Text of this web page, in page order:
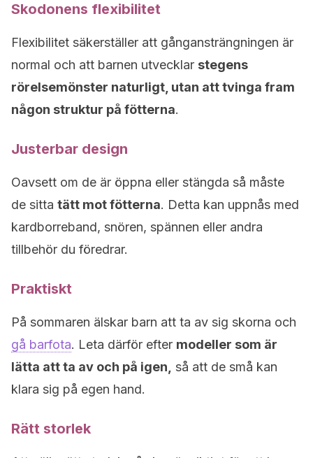
Skodonens flexibilitet
Flexibilitet säkerställer att gångansträngningen är
normal och att barnen utvecklar stegens
rörelsemönster naturligt, utan att tvinga fram
någon struktur på fötterna.
Justerbar design
Oavsett om de är öppna eller stängda så måste
de sitta tätt mot fötterna. Detta kan uppnås med
kardborreband, snören, spännen eller andra
tillbehör du föredrar.
Praktiskt
På sommaren älskar barn att ta av sig skorna och
gå barfota. Leta därför efter modeller som är
lätta att ta av och på igen, så att de små kan
klara sig på egen hand.
Rätt storlek